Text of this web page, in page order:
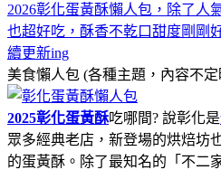
2026彰化蛋黃酥懶人包，除了人
也超好吃，酥香不乾口甜度剛剛
續更新ing
美食懶人包 (各種主題，內容不
2025彰化蛋黃酥吃哪間? 說彰化是
眾多經典老店，新登場的烘焙坊
的蛋黃酥。除了最知名的「不二